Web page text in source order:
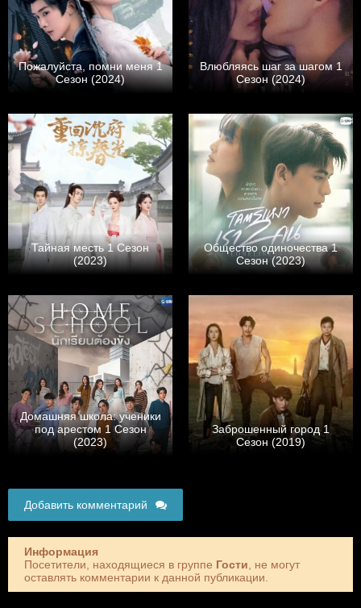
Пожалуйста, помни меня 1
Сезон (2024)
Влюбляясь шаг за шагом 1
Сезон (2024)
Тайная месть 1 Сезон
(2023)
Общество одиночества 1
Сезон (2023)
Домашняя школа: ученики
под арестом 1 Сезон
(2023)
Заброшенный город 1
Сезон (2019)
Добавить комментарий
Информация
Посетители, находящиеся в группе Гости , не могут
оставлять комментарии к данной публикации.